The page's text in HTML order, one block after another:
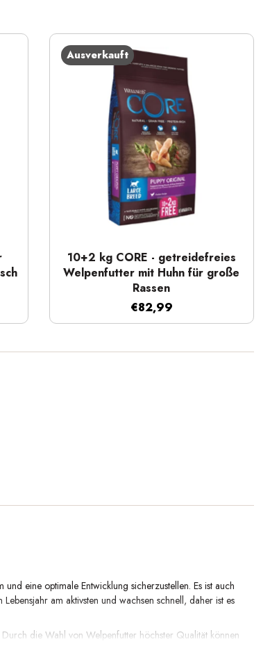
Ausverkauft
10+2 kg CORE - getreidefreies
Welpenfutter mit Huhn für große
Rassen
€82,99
eine optimale Entwicklung sicherzustellen. Es ist auch
am aktivsten und wachsen schnell, daher ist es
die Wahl von Welpenfutter höchster Qualität können